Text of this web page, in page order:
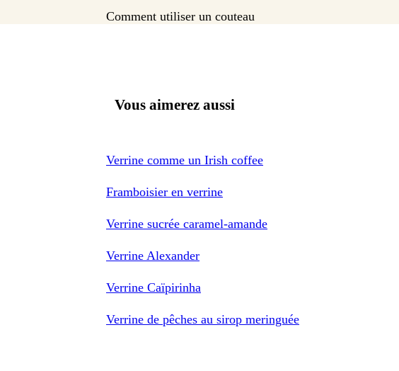
Comment utiliser un couteau
Vous aimerez aussi
Verrine comme un Irish coffee
Framboisier en verrine
Verrine sucrée caramel-amande
Verrine Alexander
Verrine Caïpirinha
Verrine de pêches au sirop meringuée